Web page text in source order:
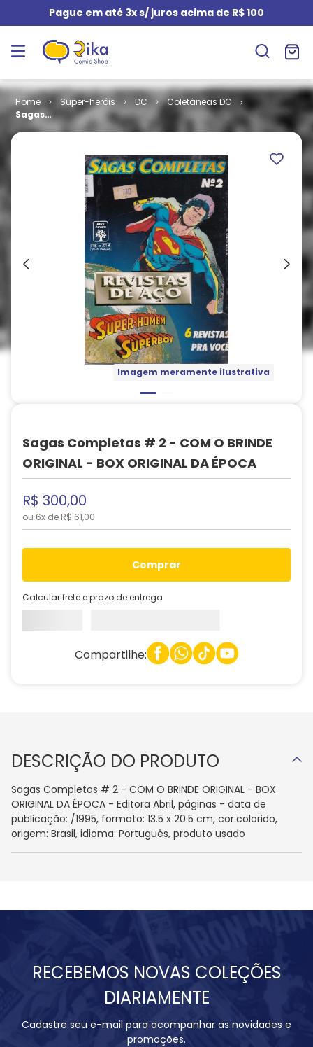
Pague em até 3x s/ juros acima de R$ 100
Super-heróis DC
Coletâneas DC
Sagas
Completas #
Imagem meramente ilustrativa
Sagas Completas # 2 - COM O BRINDE
ORIGINAL - BOX ORIGINAL DA ÉPOCA
R$ 300,00
ou 6x de R$ 61,00
comprar
Calcular frete e prazo de entrega
Compartilhe:
DESCRIÇÃO DO PRODUTO
Sagas Completas # 2 - COM O BRINDE ORIGINAL - BOX
ORIGINAL DA ÉPOCA - Editora Abril, páginas - data de
publicação: /1995, formato: 13.5 x 20.5 cm, cor:colorido,
origem: Brasil, idioma: Português, produto usado
RECEBEMOS NOVAS COLEÇÕES
DIARIAMENTE
Cadastre seu e-mail para acompanhar as novidades e
promoções.